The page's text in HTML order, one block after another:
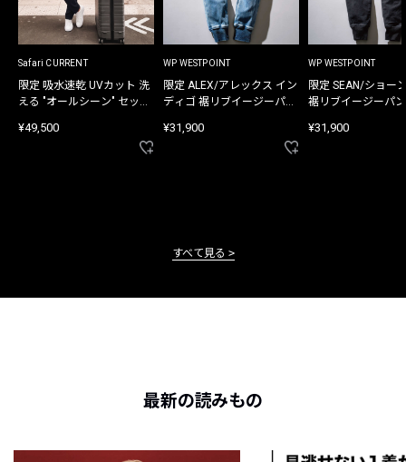
Safari CURRENT
限定 吸水速乾 UVカット 洗
える "オールシーン" セット
¥49,500
WP WESTPOINT
限定 ALEX/アレックス イン
ディゴ 裾リブイージーパン
¥31,900
WP WESTPOINT
限定 SEAN/ショー
裾リブイージーパ
¥31,900
すべて見る
最新の読みもの